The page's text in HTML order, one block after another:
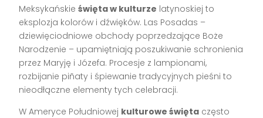
Meksykańskieświęta w kulturze latynoskiej to
eksplozja kolorów i dźwięków. Las Posadas –
dziewięciodniowe obchody poprzedzające Boże
Narodzenie – upamiętniają poszukiwanie schronienia
przez Maryję i Józefa. Procesje z lampionami,
rozbijanie piñaty i śpiewanie tradycyjnych pieśni to
nieodłączne elementy tych celebracji.
W Ameryce Południowej kulturowe święta często